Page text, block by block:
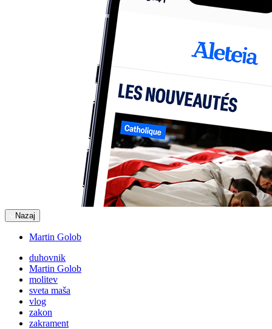
Nazaj
Martin Golob
duhovnik
Martin Golob
molitev
sveta maša
vlog
zakon
zakrament